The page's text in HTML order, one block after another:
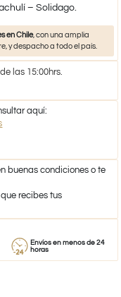
– Solidago.
en Chile, con una amplia
y despacho a todo el país.
las 15:00hrs.
aquí:
buenas condiciones o te
recibes tus
Envíos en menos de 24
horas